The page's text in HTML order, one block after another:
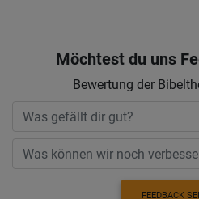
Möchtest du uns
Bewertung der
FEEDBACK